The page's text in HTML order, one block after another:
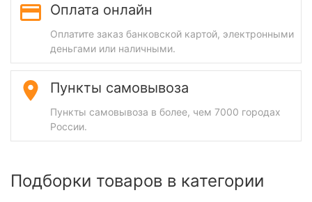
Оплата онлайн
Оплатите заказ банковской картой, электронными
деньгами или наличными.
Пункты самовывоза
Пункты самовывоза в более, чем 7000 городах
России.
Подборки товаров в категории